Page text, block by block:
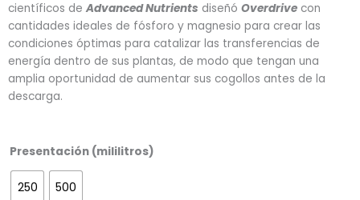
científicos deAdvanced Nutrients diseñó Overdrive con
cantidades ideales de fósforo y magnesio para crear las
condiciones óptimas para catalizar las transferencias de
energía dentro de sus plantas, de modo que tengan una
amplia oportunidad de aumentar sus cogollos antes de la
descarga.
Presentación (mililitros)
250 500
Overdrive
Nutrients)